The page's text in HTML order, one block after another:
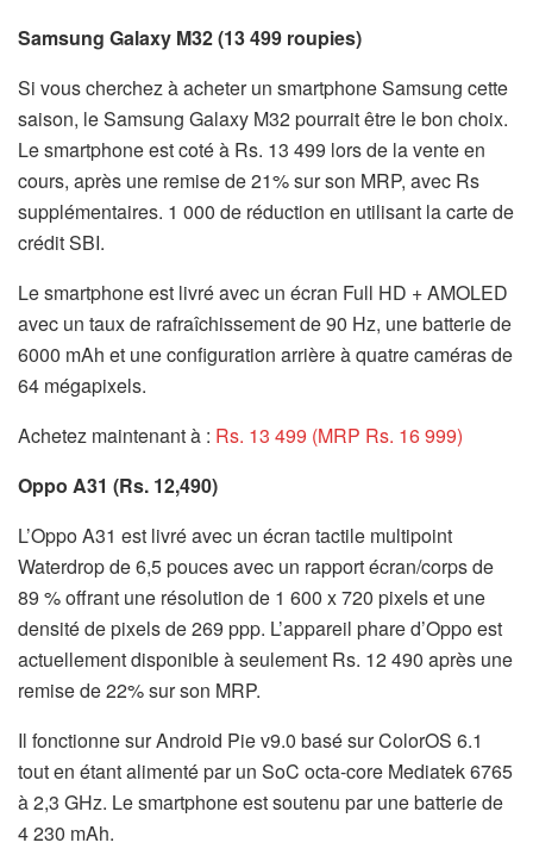
Samsung Galaxy M32 (13 499 roupies)
Si vous cherchez à acheter un smartphone Samsung cette
saison, le Samsung Galaxy M32 pourrait être le bon choix.
Le smartphone est coté à Rs. 13 499 lors de la vente en
cours, après une remise de 21% sur son MRP, avec Rs
supplémentaires. 1 000 de réduction en utilisant la carte de
crédit SBI.
Le smartphone est livré avec un écran Full HD + AMOLED
avec un taux de rafraîchissement de 90 Hz, une batterie de
6000 mAh et une configuration arrière à quatre caméras de
64 mégapixels.
Achetez maintenant à : Rs. 13 499 (MRP Rs. 16 999)
Oppo A31 (Rs. 12,490)
L’Oppo A31 est livré avec un écran tactile multipoint
Waterdrop de 6,5 pouces avec un rapport écran/corps de
89 % offrant une résolution de 1 600 x 720 pixels et une
densité de pixels de 269 ppp. L’appareil phare d’Oppo est
actuellement disponible à seulement Rs. 12 490 après une
remise de 22% sur son MRP.
Il fonctionne sur Android Pie v9.0 basé sur ColorOS 6.1
tout en étant alimenté par un SoC octa-core Mediatek 6765
à 2,3 GHz. Le smartphone est soutenu par une batterie de
4 230 mAh.